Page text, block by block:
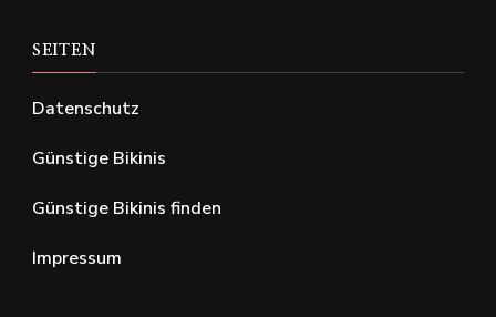
SEITEN
Datenschutz
Günstige Bikinis
Günstige Bikinis finden
Impressum